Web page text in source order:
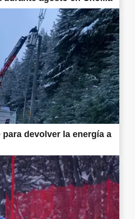
devolver la energía a